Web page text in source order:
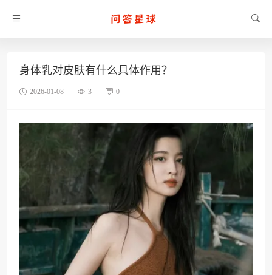
身体乳对皮肤有什么具体作用？
2026-01-08 3 0